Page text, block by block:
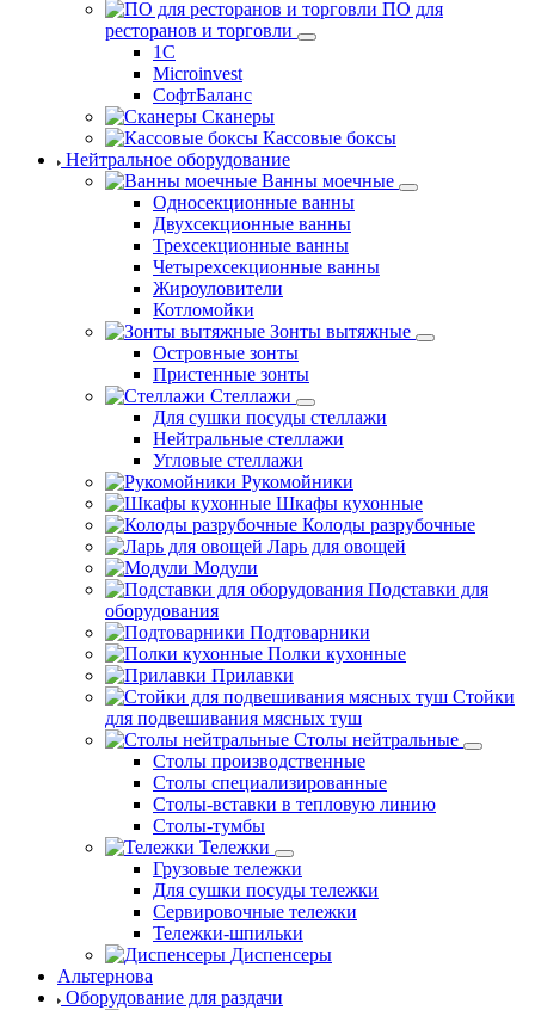
ПО для
ресторанов и торговли
1С
Microinvest
СофтБаланс
Сканеры
Кассовые боксы
Нейтральное оборудование
Ванны моечные
Односекционные ванны
Двухсекционные ванны
Трехсекционные ванны
Четырехсекционные ванны
Жироуловители
Котломойки
Зонты вытяжные
Островные зонты
Пристенные зонты
Стеллажи
Для сушки посуды стеллажи
Нейтральные стеллажи
Угловые стеллажи
Рукомойники
Шкафы кухонные
Колоды разрубочные
Ларь для овощей
Модули
Подставки для
оборудования
Подтоварники
Полки кухонные
Прилавки
Стойки
для подвешивания мясных туш
Столы нейтральные
Столы производственные
Столы специализированные
Столы-вставки в тепловую линию
Столы-тумбы
Тележки
Грузовые тележки
Для сушки посуды тележки
Сервировочные тележки
Тележки-шпильки
Диспенсеры
Альтернова
Оборудование для раздачи